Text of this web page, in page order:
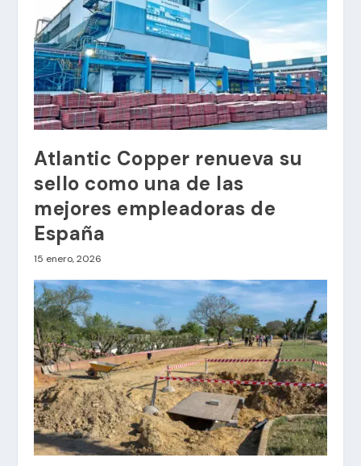
Atlantic Copper renueva su
sello como una de las
mejores empleadoras de
España
15 enero, 2026